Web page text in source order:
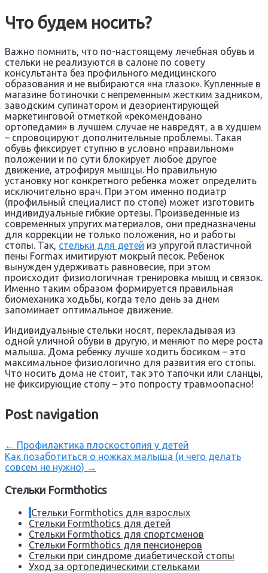
Что будем носить?
Важно помнить, что по-настоящему лечебная обувь и
стельки не реализуются в салоне по совету
консультанта без профильного медицинского
образования и не выбираются «на глазок». Купленные в
магазине ботиночки с непременным жестким задником,
заводским супинатором и дезориентирующей
маркетинговой отметкой «рекомендовано
ортопедами» в лучшем случае не навредят, а в худшем
– спровоцируют дополнительные проблемы. Такая
обувь фиксирует ступню в условно «правильном»
положении и по сути блокирует любое другое
движение, атрофируя мышцы. Но правильную
установку ног конкретного ребенка может определить
исключительно врач. При этом именно подиатр
(профильный специалист по стопе) может изготовить
индивидуальные гибкие ортезы. Произведенные из
современных упругих материалов, они предназначены
для коррекции не только положения, но и работы
стопы. Так, стельки для детей из упругой пластичной
пены Formax имитируют мокрый песок. Ребенок
вынужден удерживать равновесие, при этом
происходит физиологичная тренировка мышц и связок.
Именно таким образом формируется правильная
биомеханика ходьбы, когда тело день за днем
запоминает оптимальное движение.
Индивидуальные стельки носят, перекладывая из
одной уличной обуви в другую, и меняют по мере роста
малыша. Дома ребенку лучше ходить босиком – это
максимальное физиологично для развития его стопы.
Что носить дома не стоит, так это тапочки или сланцы,
не фиксирующие стопу – это попросту травмоопасно!
Post navigation
← Профилактика плоскостопия у детей
Как позаботиться о ножках малыша (и чего делать
совсем не нужно) →
Стельки Formthotics
Стельки Formthotics для взрослых
Стельки Formthotics для детей
Стельки Formthotics для спортсменов
Стельки Formthotics для пенсионеров
Стельки при синдроме диабетической стопы
Уход за ортопедическими стельками